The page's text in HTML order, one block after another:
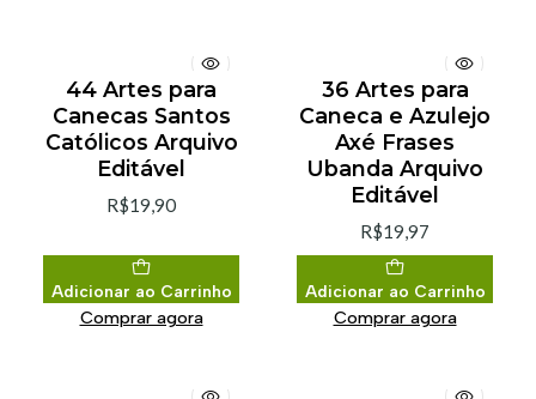
44 Artes para
Canecas Santos
Católicos Arquivo
Editável
R$19,90
Adicionar ao Carrinho
Comprar agora
36 Artes para
Caneca e Azulejo
Axé Frases
Ubanda Arquivo
Editável
R$19,97
Adicionar ao Carrinho
Comprar agora